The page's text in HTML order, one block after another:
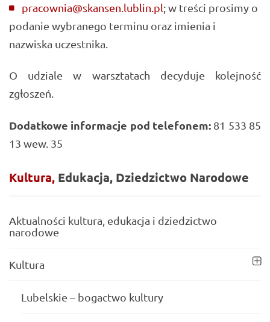
pracownia@skansen.lublin.pl; w treści prosimy o
podanie wybranego terminu oraz imienia i
nazwiska uczestnika.
O udziale w warsztatach decyduje kolejność
zgłoszeń.
Dodatkowe informacje pod telefonem: 81 533 85
13 wew. 35
Kultura, Edukacja, Dziedzictwo Narodowe
Aktualności kultura, edukacja i dziedzictwo
narodowe
Kultura
Lubelskie – bogactwo kultury